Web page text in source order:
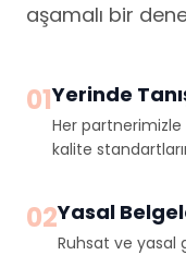
aşamalı bir
01Yerinde
Her
kalite
02Yasal
Ruhsat ve yasal